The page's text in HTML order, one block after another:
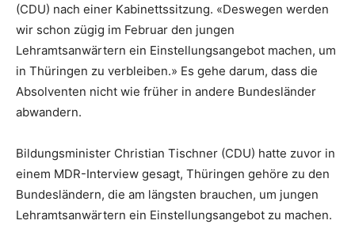
(CDU) nach einer Kabinettssitzung. «Deswegen werden
wir schon zügig im Februar den jungen
Lehramtsanwärtern ein Einstellungsangebot machen, um
in Thüringen zu verbleiben.» Es gehe darum, dass die
Absolventen nicht wie früher in andere Bundesländer
abwandern.
Bildungsminister Christian Tischner (CDU) hatte zuvor in
einem MDR-Interview gesagt, Thüringen gehöre zu den
Bundesländern, die am längsten brauchen, um jungen
Lehramtsanwärtern ein Einstellungsangebot zu machen.